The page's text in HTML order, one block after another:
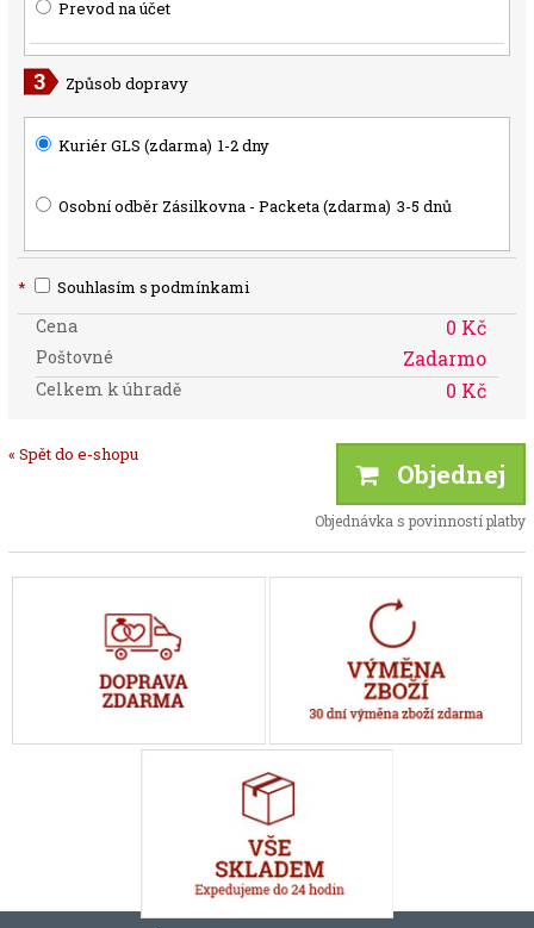
Prevod na účet
Způsob dopravy
Kuriér GLS (zdarma) 1-2 dny
Osobní odběr Zásilkovna - Packeta (zdarma) 3-5 dnů
* Souhlasím s podmínkami
Cena 0 Kč
Poštovné Zadarmo
Celkem k úhradě 0 Kč
« Spět do e-shopu
Objednej
Objednávka s povinností platby